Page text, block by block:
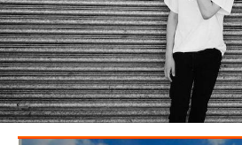
SHOEGAZE
SOUL
BEDROOM
R&B